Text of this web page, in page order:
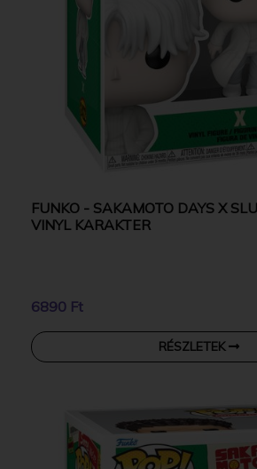
FUNKO - SAKAMOTO DAYS X
VINYL KARAKTER
6890 Ft
RÉSZLETEK